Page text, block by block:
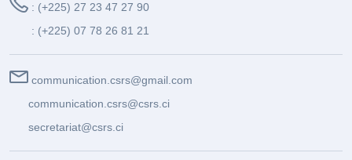
: (+225) 27 23 47 27 90
: (+225) 07 78 26 81 21
communication.csrs@gmail.com
communication.csrs@csrs.ci
secretariat@csrs.ci